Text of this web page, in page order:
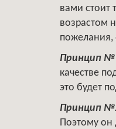
вами стоит
возрастом
пожелания,
Принцип
качестве
это будет
Принцип
Поэтому